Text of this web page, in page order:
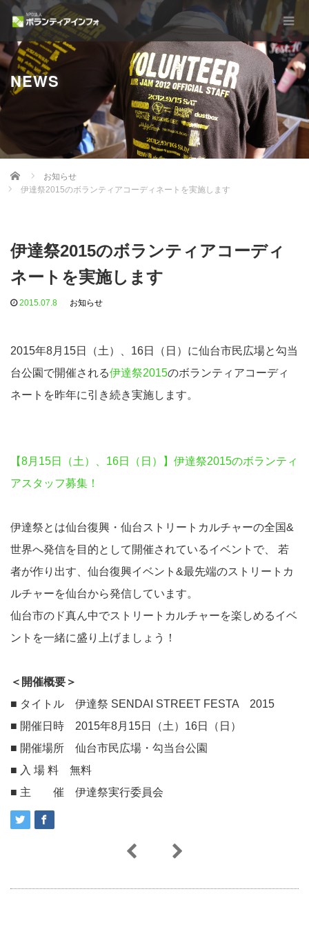
NEWS
Home
お知らせ
伊達祭2015のボランティアコーディネートを実施します
伊達祭2015のボランティアコーディ
ネートを実施します
2015.07.8 お知らせ
2015年8月15日（土）、16日（日）に仙台市民広場と勾当
台公園で開催される伊達祭2015のボランティアコーディ
ネートを昨年に引き続き実施します。
【8月15日（土）、16日（日）】伊達祭2015のボランティ
アスタッフ募集！
伊達祭とは仙台復興・仙台ストリートカルチャーの全国&
世界へ発信を目的として開催されているイベントで、 若
者が作り出す、仙台復興イベント&最先端のストリートカ
ルチャーを仙台から発信しています。
仙台市のド真ん中でストリートカルチャーを楽しめるイベ
ントを一緒に盛り上げましょう！
＜開催概要＞
■ タイトル 伊達祭 SENDAI STREET FESTA 2015
■ 開催日時 2015年8月15日（土）16日（日）
■ 開催場所 仙台市民広場・勾当台公園
■ 入 場 料 無料
■ 主 催 伊達祭実行委員会